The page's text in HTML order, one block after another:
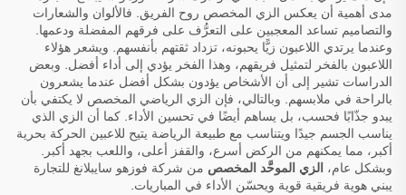
مدى أهمية أن يعكس الزي المخصص روح الفريق. فالألوان والشعارات
والتصاميم تساعد المعجبين على التعرُّف على فرقهم المفضلة ودعمها.
وعندما يرتدي اللاعبون زيًّا يحبونه، تزداد ثقتهم بأنفسهم. ويشعر هؤلاء
اللاعبون بالفخر لتمثيل فريقهم، وهذا الفخر يؤدي إلى أداء أفضل. وبعض
الدراسات تشير إلى أن الأشخاص يؤدون بشكل أفضل عندما يشعرون
بالراحة في ملابسهم. وبالتالي، فإن الزي الرياضي المخصص لا يكتفي بأن
يبدو جذّابًا فحسب، بل يساهم أيضًا في تحسين الأداء. كما أن الزي الذي
يناسب الجسم جيدًا ويتناسب مع طبيعة الرياضة يتيح للاعبين الحركة بحرية
أكبر، مما يمكنهم من الركض أسرع، والقفز أعلى، واللعب بجهد أكبر.
وبشكل عام، الزي الموحَّد المخصص من شركة فوزهو سايبلانغ للتجارة
يبني هوية فريقية قوية ويحسّن الأداء في المباريات.